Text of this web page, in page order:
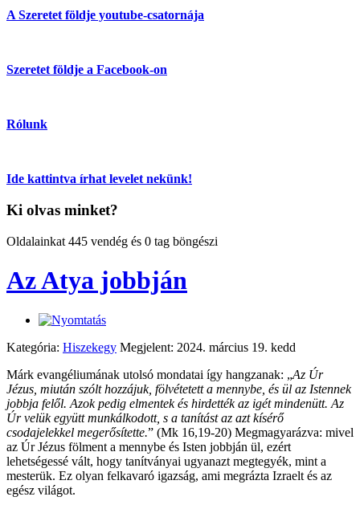
A Szeretet földje youtube-csatornája
Szeretet földje a Facebook-on
Rólunk
Ide kattintva írhat levelet nekünk!
Ki olvas minket?
Oldalainkat 445 vendég és 0 tag böngészi
Az Atya jobbján
Kategória: Hiszekegy Megjelent: 2024. március 19. kedd
Márk evangéliumának utolsó mondatai így hangzanak: „Az Úr
Jézus, miután szólt hozzájuk, fölvétetett a mennybe, és ül az Istennek
jobbja felől. Azok pedig elmentek és hirdették az igét mindenütt. Az
Úr velük együtt munkálkodott, s a tanítást az azt kísérő
csodajelekkel megerősítette.” (Mk 16,19-20) Megmagyarázva: mivel
az Úr Jézus fölment a mennybe és Isten jobbján ül, ezért
lehetségessé vált, hogy tanítványai ugyanazt megtegyék, mint a
mesterük. Ez olyan felkavaró igazság, ami megrázta Izraelt és az
egész világot.